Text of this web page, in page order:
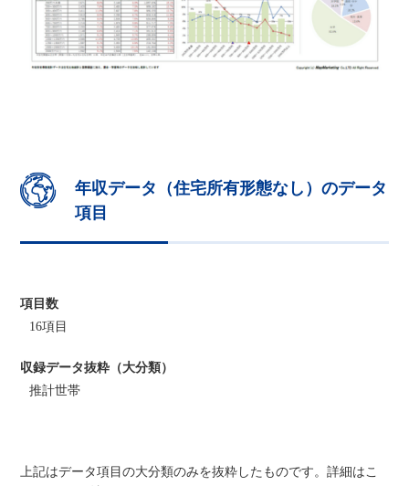
年収データ（住宅所有形態なし）のデータ
項目
項目数
16項目
収録データ抜粋（大分類）
推計世帯
上記はデータ項目の大分類のみを抜粋したものです。詳細はこ